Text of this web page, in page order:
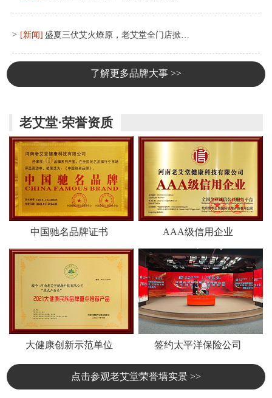
> [新闻] 盛夏三伏艾火燎原，老艾堂全门店掀…
了解更多品牌大事 >>
老艾堂·荣誉资质
中国驰名品牌证书 AAA级信用企业
大健康创新示范单位 签约太平洋保险公司
点击参观老艾堂荣誉墙实景 >>